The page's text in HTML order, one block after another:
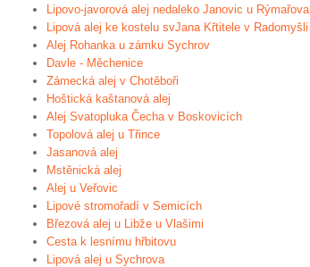
Lipovo-javorová alej nedaleko Janovic u Rýmařova
Lipová alej ke kostelu svJana Křtitele v Radomyšli
Alej Rohanka u zámku Sychrov
Davle - Měchenice
Zámecká alej v Chotěboři
Hoštická kaštanová alej
Alej Svatopluka Čecha v Boskovicích
Topolová alej u Třince
Jasanová alej
Mstěnická alej
Alej u Veřovic
Lipové stromořadí v Semicích
Březová alej u Libže u Vlašimi
Cesta k lesnímu hřbitovu
Lipová alej u Sychrova